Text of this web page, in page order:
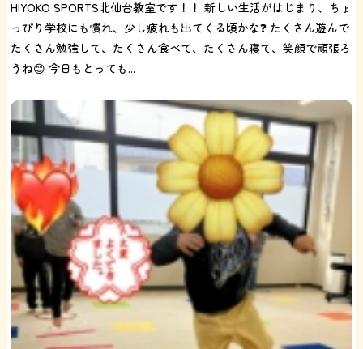
HIYOKO SPORTS北仙台教室です！！ 新しい生活がはじまり、ちょ
っぴり学校にも慣れ、少し疲れも出てくる頃かな❓ たくさん遊んで
たくさん勉強して、たくさん食べて、たくさん寝て、笑顔で頑張ろ
うね😊 今日もとっても...